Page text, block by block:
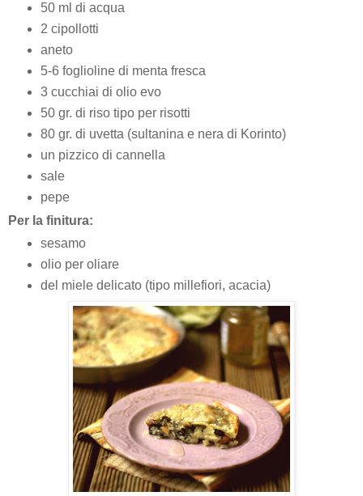
50 ml di acqua
2 cipollotti
aneto
5-6 foglioline di menta fresca
3 cucchiai di olio evo
50 gr. di riso tipo per risotti
80 gr. di uvetta (sultanina e nera di Korinto)
un pizzico di cannella
sale
pepe
Per la finitura:
sesamo
olio per oliare
del miele delicato (tipo millefiori, acacia)